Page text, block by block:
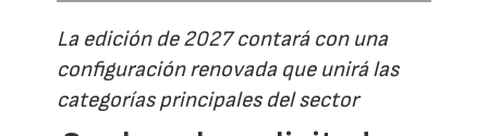
La edición de 2027 contará con una
configuración renovada que unirá las
categorías principales del sector